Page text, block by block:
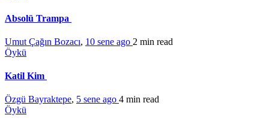
Absolü Trampa
Umut Çağın Bozacı, 10 sene ago 2 min read
Öykü
Katil Kim
Özgü Bayraktepe, 5 sene ago 4 min read
Öykü